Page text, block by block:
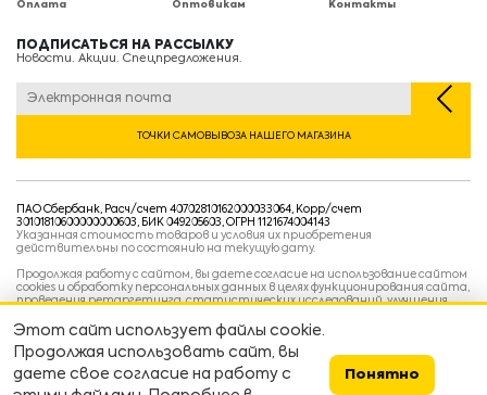
Оплата
Оптовикам
Контакты
ПОДПИСАТЬСЯ НА РАССЫЛКУ
Новости. Акции. Спецпредложения.
ТОЧКИ САМОВЫВОЗА НАШЕГО МАГАЗИНА
ПАО Сбербанк, Расч/счет 40702810162000033064, Корр/счет
30101810600000000603, БИК 049205603, ОГРН 1121674004143
Указанная стоимость товаров и условия их приобретения
действительны по состоянию на текущую дату.
Продолжая работу с сайтом, вы даете согласие на использование сайтом
cookies и обработку персональных данных в целях функционирования сайта,
проведения ретаргетинга, статистических исследований, улучшения
ваших предпочтений и интересов.
Политика конфиденциальности
Условия пользовательского соглашения
Условия продажи
Этот сайт использует файлы cookie.
Продолжая использовать сайт, вы
даете свое согласие на работу с
Понятно